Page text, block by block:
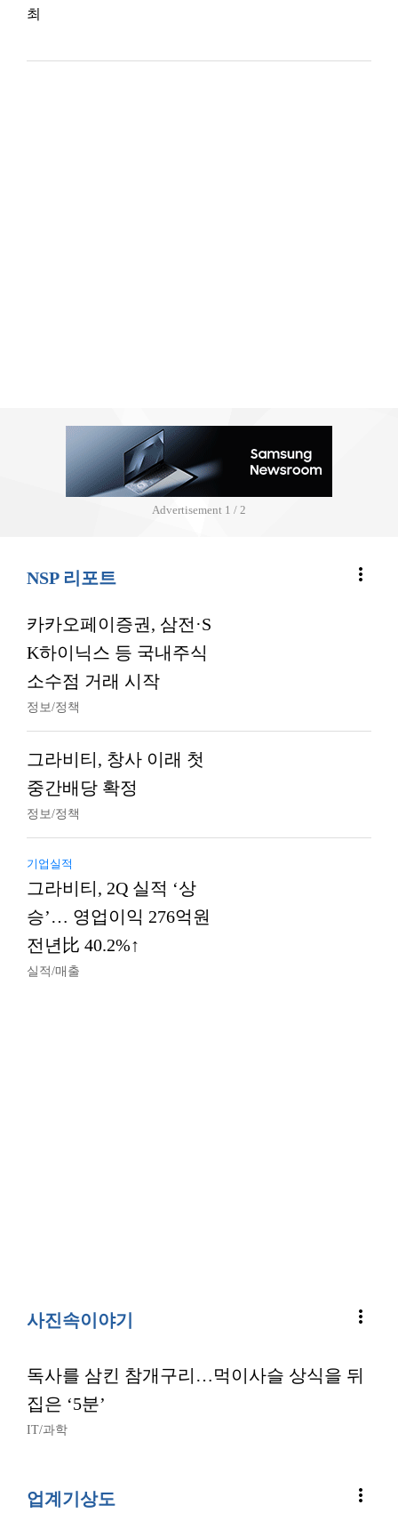
최
Advertisement 2 / 2
NSP 리포트 more_vert
카카오페이증권, 삼전·S
K하이닉스 등 국내주식
소수점 거래 시작
정보/정책
그라비티, 창사 이래 첫
중간배당 확정
정보/정책
기업실적
그라비티, 2Q 실적 ‘상
승’… 영업이익 276억원
전년比 40.2%↑
실적/매출
사진속이야기 more_vert
독사를 삼킨 참개구리…먹이사슬 상식을 뒤
집은 ‘5분’
IT/과학
업계기상도 more_vert